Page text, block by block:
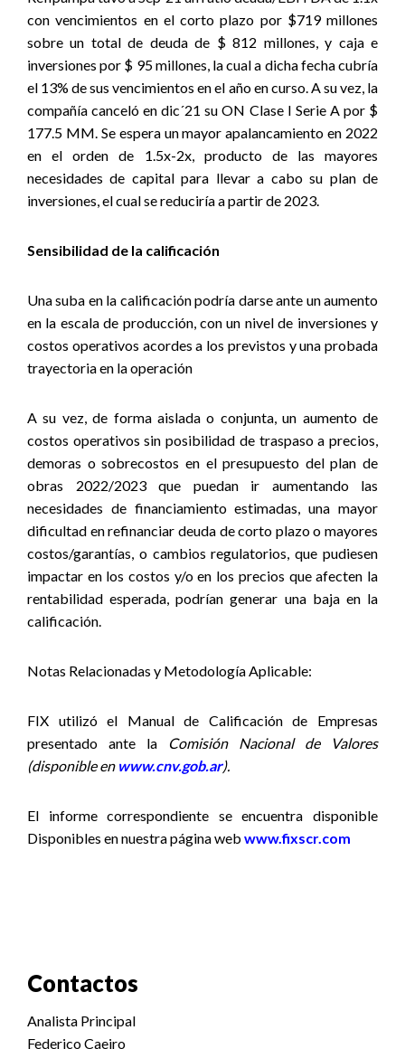
con vencimientos en el corto plazo por $719 millones
sobre un total de deuda de $ 812 millones, y caja e
inversiones por $ 95 millones, la cual a dicha fecha cubría
el 13% de sus vencimientos en el año en curso. A su vez, la
compañía canceló en dic´21 su ON Clase I Serie A por $
177.5 MM. Se espera un mayor apalancamiento en 2022
en el orden de 1.5x-2x, producto de las mayores
necesidades de capital para llevar a cabo su plan de
inversiones, el cual se reduciría a partir de 2023.
Sensibilidad de la calificación
Una suba en la calificación podría darse ante un aumento
en la escala de producción, con un nivel de inversiones y
costos operativos acordes a los previstos y una probada
trayectoria en la operación
A su vez, de forma aislada o conjunta, un aumento de
costos operativos sin posibilidad de traspaso a precios,
demoras o sobrecostos en el presupuesto del plan de
obras 2022/2023 que puedan ir aumentando las
necesidades de financiamiento estimadas, una mayor
dificultad en refinanciar deuda de corto plazo o mayores
costos/garantías, o cambios regulatorios, que pudiesen
impactar en los costos y/o en los precios que afecten la
rentabilidad esperada, podrían generar una baja en la
calificación.
Notas Relacionadas y Metodología Aplicable:
FIX utilizó el Manual de Calificación de Empresas
presentado ante la
Comisión Nacional de Valores
(disponible en www.cnv.gob.ar).
El informe correspondiente se encuentra disponible
Disponibles en nuestra página web www.fixscr.com
Contactos
Analista Principal
Federico Caeiro